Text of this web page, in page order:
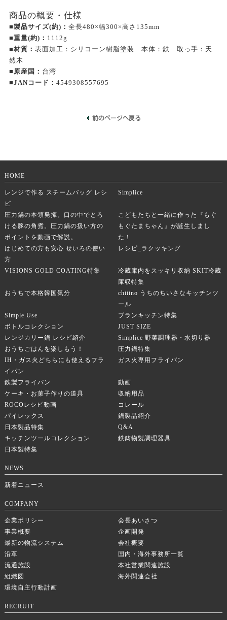
商品の概要・仕様
■製品サイズ(約)： 全長480×幅300×高さ135mm
■重量(約)： 1112g
■材質： 表面加工：シリコーン樹脂塗装 本体：鉄 取っ手：天
然木
■原産国： 台湾
■JANコード： 4549308557695
HOME
レンジで作る スチームバッグ レシ
ピ
Simplice
圧力鍋の本領発揮。口の中でとろ
ける豚の角煮。圧力鍋の扱い方の
ポイントを動画で解説。
こどもたちと一緒に作った『もぐ
もぐたまちゃん』が誕生しまし
た！
はじめての方も安心 せいろの使い
方
レシピ_ラクッキング
VISIONS GOLD COATING特集
冷蔵庫内をスッキリ収納 SKIT冷蔵
庫収特集
おうちで本格韓国気分
chiiino うちのちいさなキッチンツ
ール
Simple Use
ブランキッチン特集
ボトルコレクション
JUST SIZE
レンジカリー鍋 レシピ紹介
Simplice 野菜調理器・水切り器
おうちごはんを楽しもう！
圧力鍋特集
IH・ガス火どちらにも使えるフラ
イパン
ガス火専用フライパン
鉄製フライパン
動画
ケーキ・お菓子作りの道具
収納用品
ROCOレシピ動画
コレール
パイレックス
鍋製品紹介
日本製品特集
Q&A
キッチンツールコレクション
鉄鋳物製調理器具
日本製特集
NEWS
新着ニュース
COMPANY
企業ポリシー
会長あいさつ
事業概要
企画開発
最新の物流システム
会社概要
沿革
国内・海外事務所一覧
流通施設
本社営業関連施設
組織図
海外関連会社
環境自主行動計画
RECRUIT